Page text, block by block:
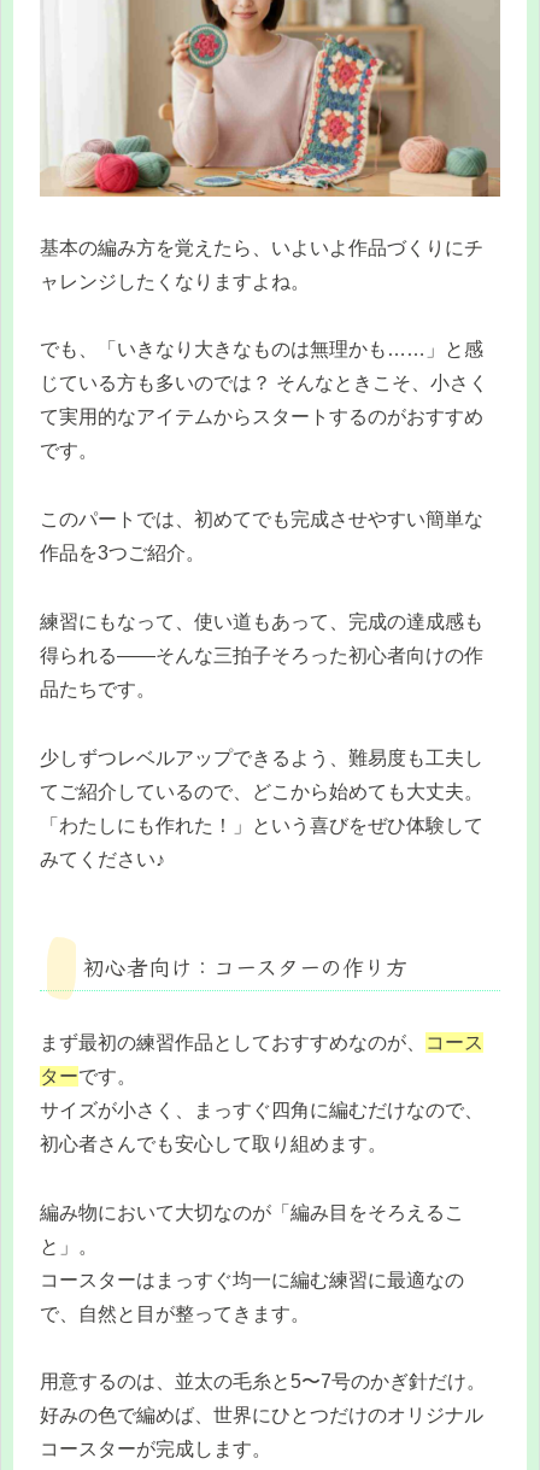
基本の編み方を覚えたら、いよいよ作品づくりにチ
ャレンジしたくなりますよね。
でも、「いきなり大きなものは無理かも……」と感
じている方も多いのでは？ そんなときこそ、小さく
て実用的なアイテムからスタートするのがおすすめ
です。
このパートでは、初めてでも完成させやすい簡単な
作品を3つご紹介。
練習にもなって、使い道もあって、完成の達成感も
得られる——そんな三拍子そろった初心者向けの作
品たちです。
少しずつレベルアップできるよう、難易度も工夫し
てご紹介しているので、どこから始めても大丈夫。
「わたしにも作れた！」という喜びをぜひ体験して
みてください♪
初心者向け：コースターの作り方
まず最初の練習作品としておすすめなのが、
コース
ターです。
サイズが小さく、まっすぐ四角に編むだけなので、
初心者さんでも安心して取り組めます。
編み物において大切なのが「編み目をそろえるこ
と」。
コースターはまっすぐ均一に編む練習に最適なの
で、自然と目が整ってきます。
用意するのは、並太の毛糸と5〜7号のかぎ針だけ。
好みの色で編めば、世界にひとつだけのオリジナル
コースターが完成します。